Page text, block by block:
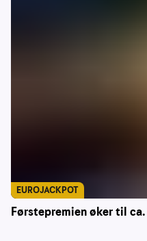
Førstepremien øker til
EUROJACKPOT